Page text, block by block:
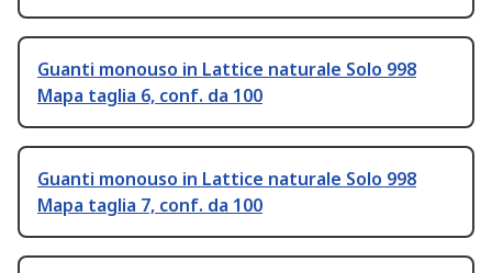
Guanti monouso in Lattice naturale Solo 998
Mapa taglia 6, conf. da 100
Guanti monouso in Lattice naturale Solo 998
Mapa taglia 7, conf. da 100